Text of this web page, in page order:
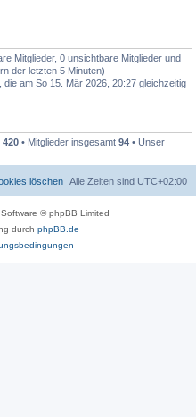
Mitglieder, 0 unsichtbare Mitglieder und
der letzten 5 Minuten)
die am So 15. Mär 2026, 20:27 gleichzeitig
420 • Mitglieder insgesamt 94 • Unser
Alle Zeiten sind UTC+02:00
löschen
© phpBB Limited
durch phpBB.de